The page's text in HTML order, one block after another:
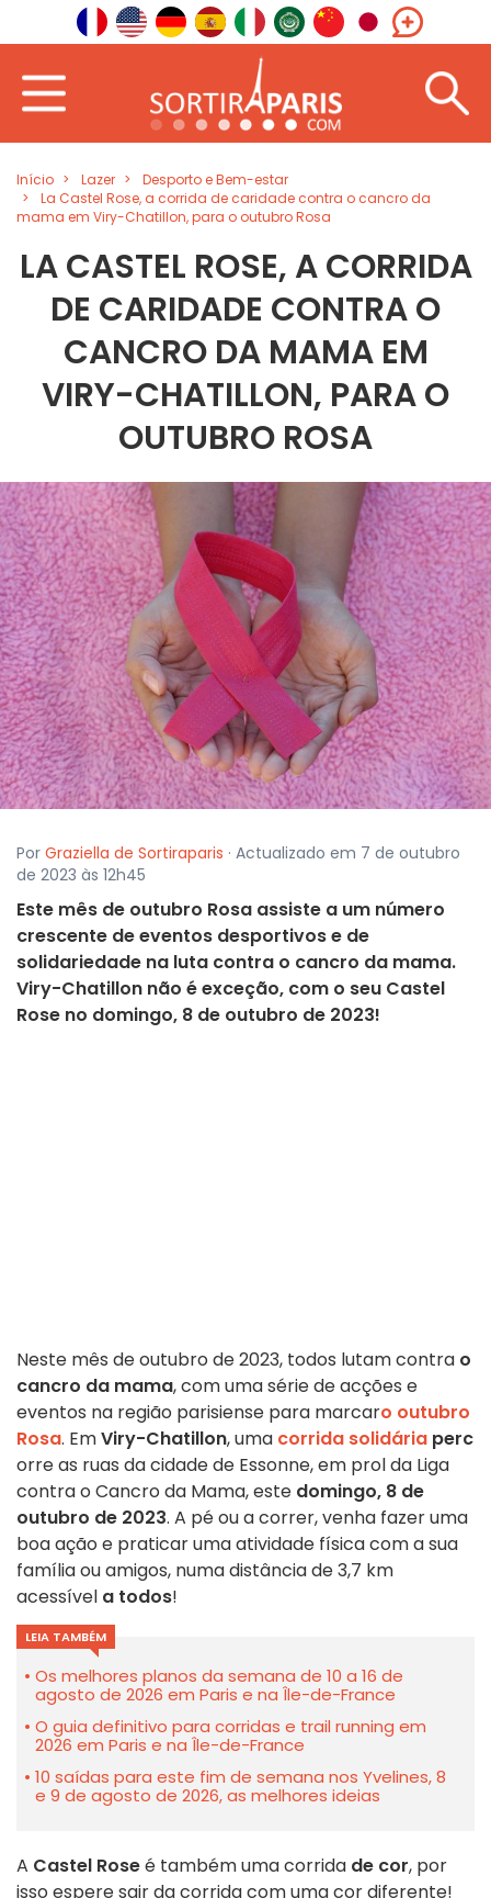
Início Lazer
Desporto e Bem-estar
La Castel Rose, a corrida de caridade contra o cancro da
mama em Viry-Chatillon, para o outubro Rosa
LA CASTEL ROSE, A CORRIDA
DE CARIDADE CONTRA O
CANCRO DA MAMA EM
VIRY-CHATILLON, PARA O
OUTUBRO ROSA
Por Graziella de Sortiraparis · Actualizado em 7 de outubro
de 2023 às 12h45
Este mês de outubro Rosa assiste a um número
crescente de eventos desportivos e de
solidariedade na luta contra o cancro da mama.
Viry-Chatillon não é exceção, com o seu Castel
Rose no domingo, 8 de outubro de 2023!
Neste mês de outubro de 2023, todos lutam contra o
cancro da mama, com uma série de acções e
eventos na região parisiense para marcaro outubro
Rosa. EmViry-Chatillon, uma corrida solidária perc
orre as ruas da cidade de Essonne, em prol da Liga
contra o Cancro da Mama, este domingo, 8 de
outubro de 2023. A pé ou a correr, venha fazer uma
boa ação e praticar uma atividade física com a sua
família ou amigos, numa distância de 3,7 km
acessível a todos!
LEIA TAMBÉM
Os melhores planos da semana de 10 a 16 de
agosto de 2026 em Paris e na Île-de-France
O guia definitivo para corridas e trail running em
2026 em Paris e na Île-de-France
10 saídas para este fim de semana nos Yvelines, 8
e 9 de agosto de 2026, as melhores ideias
A Castel Roseé também uma corrida de cor, por
isso espere sair da corrida com uma cor diferente!